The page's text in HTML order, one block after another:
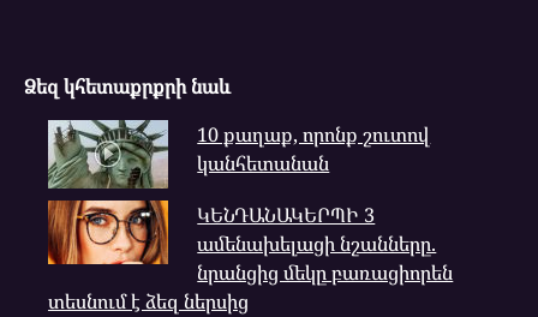
Ձեզ կհետաքրքրի նաև
10 քաղաք, որոնք շուտով
կանհետանան
ԿԵՆԴԱՆԱԿԵՐՊԻ 3
ամենախելացի նշանները.
նրանցից մեկը բառացիորեն
տեսնում է ձեզ ներսից